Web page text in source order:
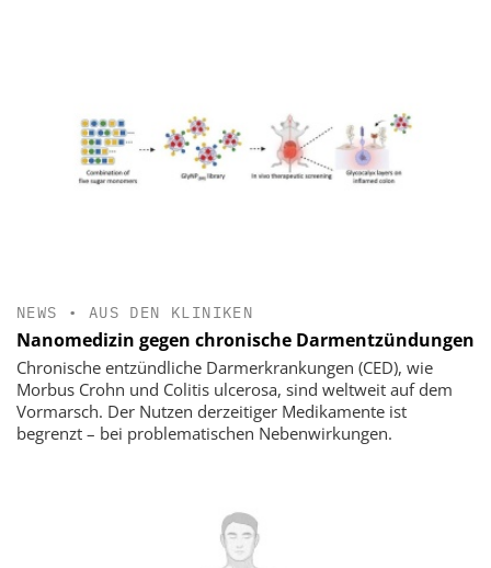
NEWS • AUS DEN KLINIKEN
Nanomedizin gegen chronische Darmentzündungen
Chronische entzündliche Darmerkrankungen (CED), wie
Morbus Crohn und Colitis ulcerosa, sind weltweit auf dem
Vormarsch. Der Nutzen derzeitiger Medikamente ist
begrenzt – bei problematischen Nebenwirkungen.